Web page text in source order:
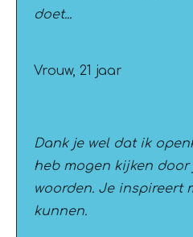
doet...
Vrouw, 21 jaar
Dank je wel dat ik
heb mogen kijken
woorden. Je inspireert
kunnen.